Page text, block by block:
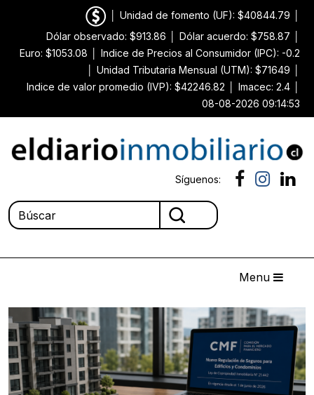
Unidad de fomento (UF): $40844.79
Dólar observado: $913.86
Dólar acuerdo: $758.87
Euro: $1053.08
Indice de Precios al Consumidor (IPC): -0.2
Unidad Tributaria Mensual (UTM): $71649
Indice de valor promedio (IVP): $42246.82
Imacec: 2.4
08-08-2026 09:14:53
Síguenos:
Menu